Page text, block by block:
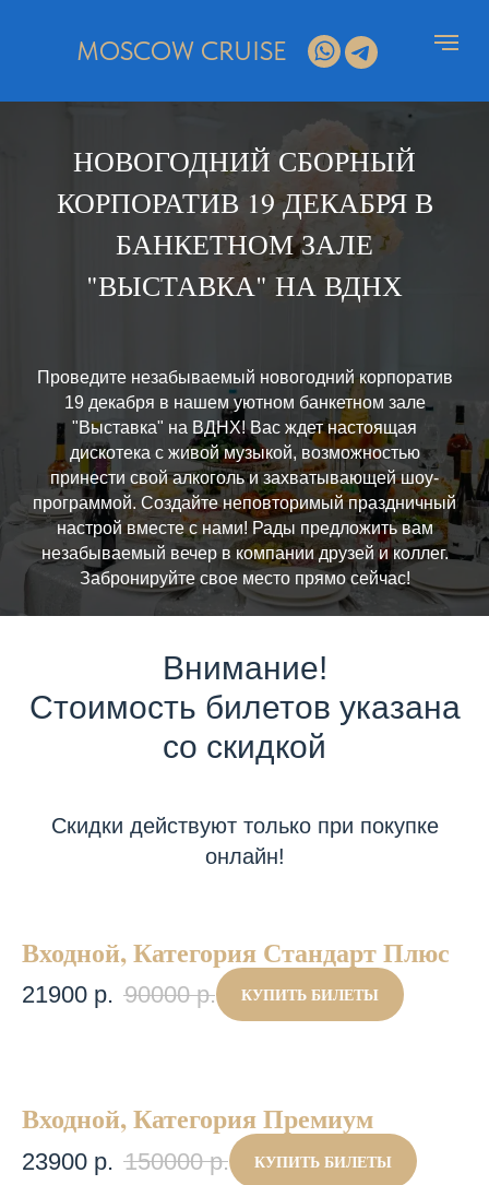
MOSCOW CRUISE
НОВОГОДНИЙ СБОРНЫЙ
КОРПОРАТИВ 19 ДЕКАБРЯ В
БАНКЕТНОМ ЗАЛЕ
"ВЫСТАВКА" НА ВДНХ
Проведите незабываемый новогодний корпоратив
19 декабря в нашем уютном банкетном зале
"Выставка" на ВДНХ! Вас ждет настоящая
дискотека с живой музыкой, возможностью
принести свой алкоголь и захватывающей шоу-
программой. Создайте неповторимый праздничный
настрой вместе с нами! Рады предложить вам
незабываемый вечер в компании друзей и коллег.
Забронируйте свое место прямо сейчас!
Внимание!
Стоимость билетов указана
со скидкой
Скидки действуют только при покупке
онлайн!
Входной, Категория Стандарт Плюс
21900 р. 90000 р. КУПИТЬ БИЛЕТЫ
Входной, Категория Премиум
23900 р. 150000 р. КУПИТЬ БИЛЕТЫ